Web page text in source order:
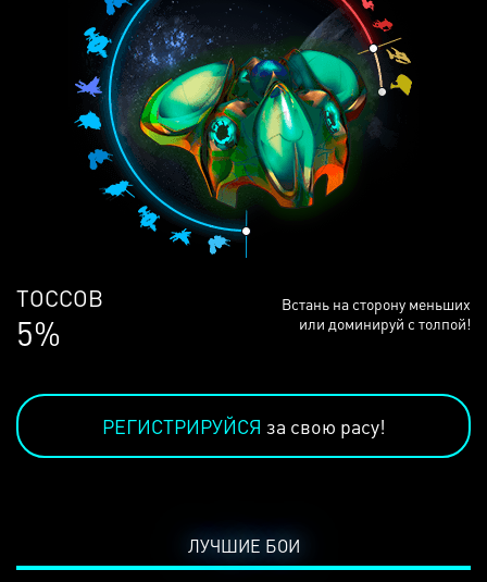
ЛЮДЕЙ
69%
Встань на сторону меньших
или доминируй с толпой!
РЕГИСТРИРУЙСЯ за свою расу!
ЛУЧШИЕ БОИ